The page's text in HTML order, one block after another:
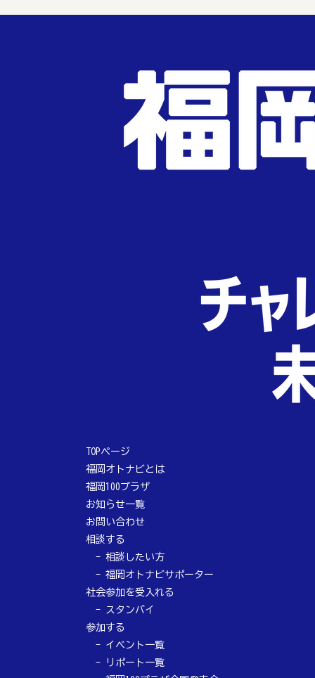
の
TOPページ
福岡オトナビとは
福岡100プラザ
お知らせ一覧
お問い合わせ
相談する
相談したい方
福岡オトナビサポーター
社会参加を受入れる
スタンバイ
参加する
イベント一覧
リポート一覧